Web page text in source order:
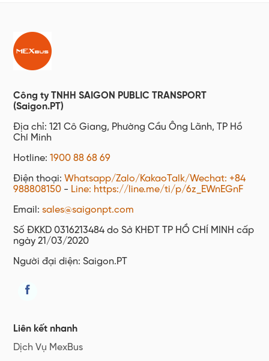
Công ty TNHH SAIGON PUBLIC TRANSPORT
(Saigon.PT)
Địa chỉ: 121 Cô Giang, Phường Cầu Ông Lãnh, TP Hồ
Chí Minh
Hotline:1900 88 68 69
Điện thoại:Whatsapp/Zalo/KakaoTalk/Wechat: +84
988808150 - Line: https://line.me/ti/p/6z_EWnEGnF
Email:sales@saigonpt.com
Số ĐKKD 0316213484 do Sở KHĐT TP HỒ CHÍ MINH cấp
ngày 21/03/2020
Người đại diện: Saigon.PT
Liên kết nhanh
Dịch Vụ MexBus